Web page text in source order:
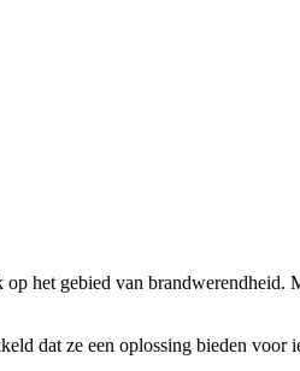
het gebied van brandwerendheid.
dat ze een oplossing bieden voor